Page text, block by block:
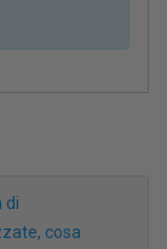
di
cosa